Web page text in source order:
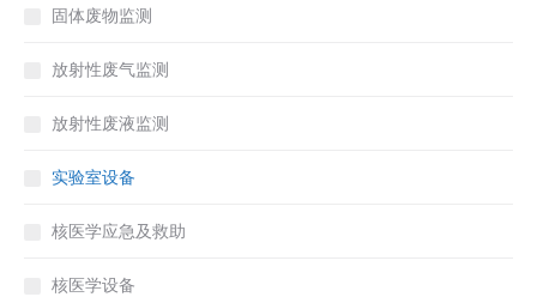
固体废物监测
放射性废气监测
放射性废液监测
实验室设备
核医学应急及救助
核医学设备